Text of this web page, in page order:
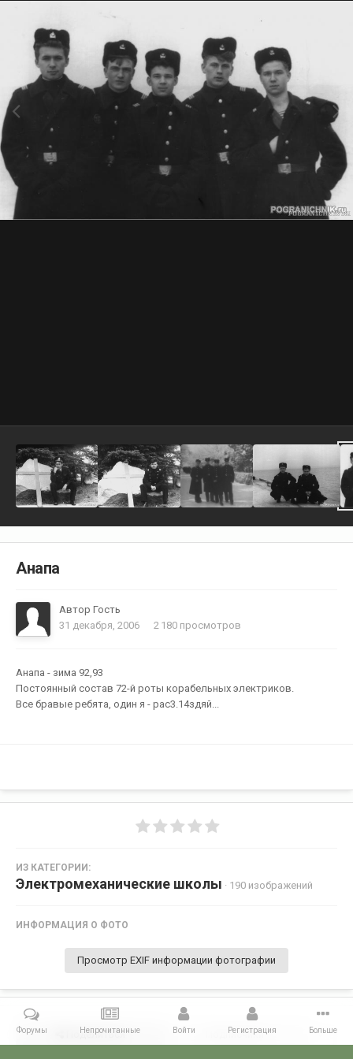
Анапа
Автор Гость
31 декабря, 2006
2 180 просмотров
Анапа - зима 92,93
Постоянный состав 72-й роты корабельных электриков.
Все бравые ребята, один я - рас3.14здяй...
ИЗ КАТЕГОРИИ:
Электромеханические школы · 190 изображений
ИНФОРМАЦИЯ О ФОТО
Просмотр EXIF информации фотографии
Поделиться Подписчики 0
Форумы Непрочитанные Войти Регистрация Больше